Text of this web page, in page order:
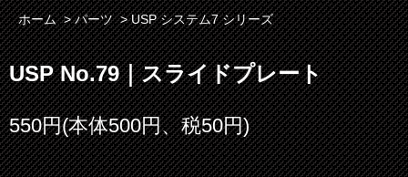
ホーム >パーツ >USP システム7 シリーズ
USP No.79｜スライドプレート
550円(本体500円、税50円)